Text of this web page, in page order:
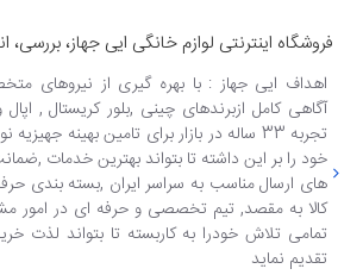
فروشگاه اینترنتی لوازم خانگی ایی جهاز،
اهداف ایی جهاز : با بهره گیری از نیروهای
آگاهی کامل ازبرندهای چینی ,بلور کریستال ,
تجربه 33 ساله در بازار برای تامین بهینه
خود را بر این داشته تا بتواند بهترین خدمات
های ارسال مناسب به سراسر ایران ,بسته بندی
کالا به مقصد, تیم تخصصی و حرفه ای در امور
تمامی تلاش خودرا به کاربسته تا بتواند لذت
تقدیم نماید